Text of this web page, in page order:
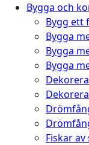
Bygga och
Bygg ett
Bygga
Bygga
Bygga
Fiskar